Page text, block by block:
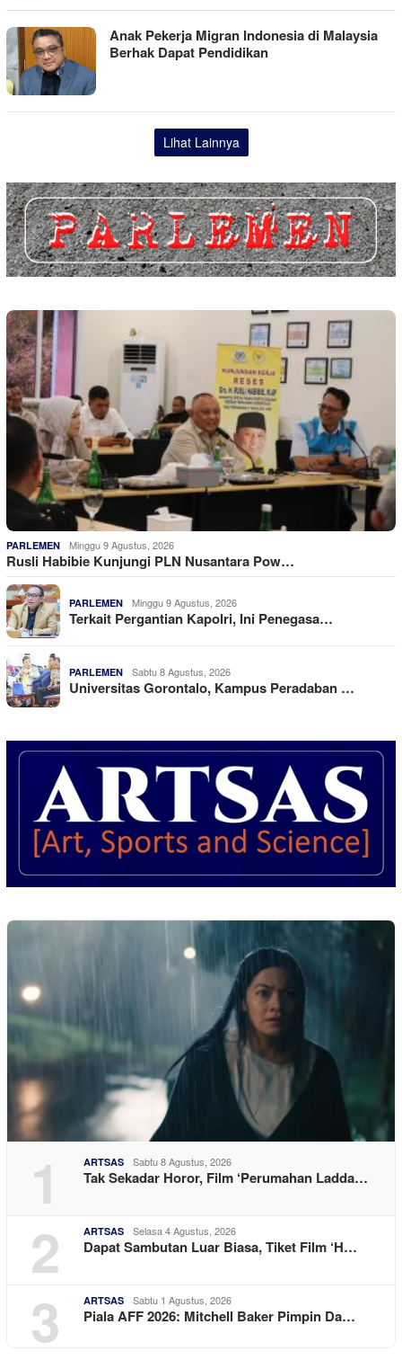
Anak Pekerja Migran Indonesia di Malaysia
Berhak Dapat Pendidikan
Lihat Lainnya
PARLEMEN Minggu 9 Agustus, 2026
Rusli Habibie Kunjungi PLN Nusantara Pow…
PARLEMEN Minggu 9 Agustus, 2026
Terkait Pergantian Kapolri, Ini Penegasa…
PARLEMEN Sabtu 8 Agustus, 2026
Universitas Gorontalo, Kampus Peradaban …
1 ARTSAS Sabtu 8 Agustus, 2026
Tak Sekadar Horor, Film ‘Perumahan Ladda…
2 ARTSAS Selasa 4 Agustus, 2026
Dapat Sambutan Luar Biasa, Tiket Film ‘H…
3 ARTSAS Sabtu 1 Agustus, 2026
Piala AFF 2026: Mitchell Baker Pimpin Da…